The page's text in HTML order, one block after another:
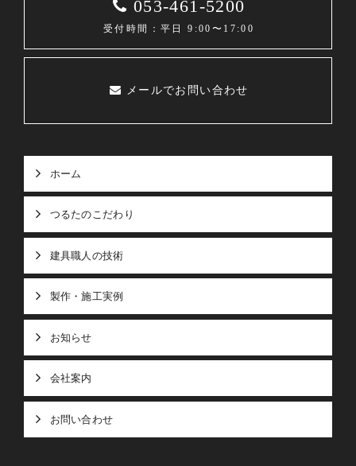
053-461-5200
受付時間：平日 9:00〜17:00
メールでお問い合わせ
ホーム
つるたのこだわり
建具職人の技術
製作・施工実例
お知らせ
会社案内
お問い合わせ